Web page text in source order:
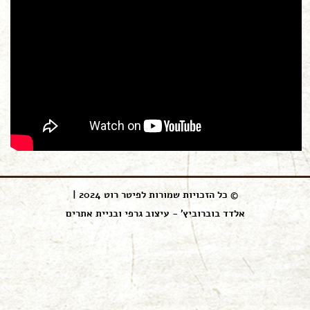
© כל הזכויות שמורות לפיטר רוט 2024 |
אלדד בוברוביץ' - עיצוב גרפי ובניית אתרים